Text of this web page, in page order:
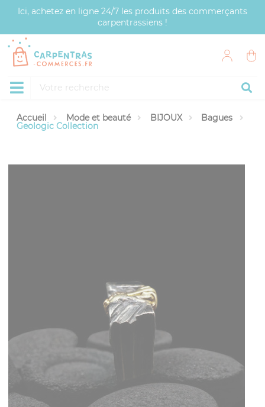
Ici, achetez en ligne 24/7 les produits des commerçants
carpentrassiens !
Accueil Mode et beauté BIJOUX Bagues
Geologic Collection
Panneau de gestion des cookies